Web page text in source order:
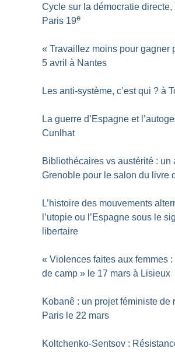
Cycle sur la démocratie
Paris 19e
« Travaillez moins pour gagner
5 avril à Nantes
Les anti-système, c’est qui ? à
La guerre d’Espagne et
Cunlhat
Bibliothécaires vs austérité : un
Grenoble pour le salon du livre
L’histoire des mouvements
l’utopie ou l’Espagne sous le
libertaire
« Violences faites aux femmes
de camp » le 17 mars à Lisieux
Kobanê : un projet féministe de
Paris le 22 mars
Koltchenko-Sentsov :